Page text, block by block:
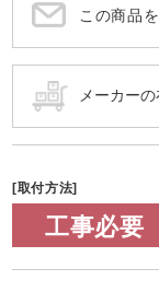
この商品
[取付方法]
工事必要